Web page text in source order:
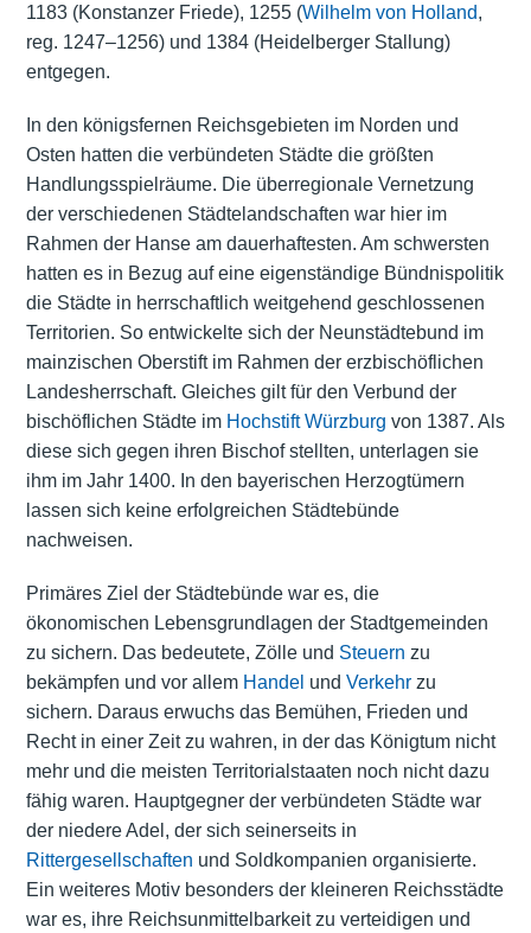
1183 (Konstanzer Friede), 1255 (Wilhelm von Holland,
reg. 1247–1256) und 1384 (Heidelberger Stallung)
entgegen.
In den königsfernen Reichsgebieten im Norden und
Osten hatten die verbündeten Städte die größten
Handlungsspielräume. Die überregionale Vernetzung
der verschiedenen Städtelandschaften war hier im
Rahmen der Hanse am dauerhaftesten. Am schwersten
hatten es in Bezug auf eine eigenständige Bündnispolitik
die Städte in herrschaftlich weitgehend geschlossenen
Territorien. So entwickelte sich der Neunstädtebund im
mainzischen Oberstift im Rahmen der erzbischöflichen
Landesherrschaft. Gleiches gilt für den Verbund der
bischöflichen Städte im Hochstift Würzburg von 1387. Als
diese sich gegen ihren Bischof stellten, unterlagen sie
ihm im Jahr 1400. In den bayerischen Herzogtümern
lassen sich keine erfolgreichen Städtebünde
nachweisen.
Primäres Ziel der Städtebünde war es, die
ökonomischen Lebensgrundlagen der Stadtgemeinden
zu sichern. Das bedeutete, Zölle und Steuern zu
bekämpfen und vor allem Handel und Verkehrzu
sichern. Daraus erwuchs das Bemühen, Frieden und
Recht in einer Zeit zu wahren, in der das Königtum nicht
mehr und die meisten Territorialstaaten noch nicht dazu
fähig waren. Hauptgegner der verbündeten Städte war
der niedere Adel, der sich seinerseits in
Rittergesellschaften und Soldkompanien organisierte.
Ein weiteres Motiv besonders der kleineren Reichsstädte
war es, ihre Reichsunmittelbarkeit zu verteidigen und